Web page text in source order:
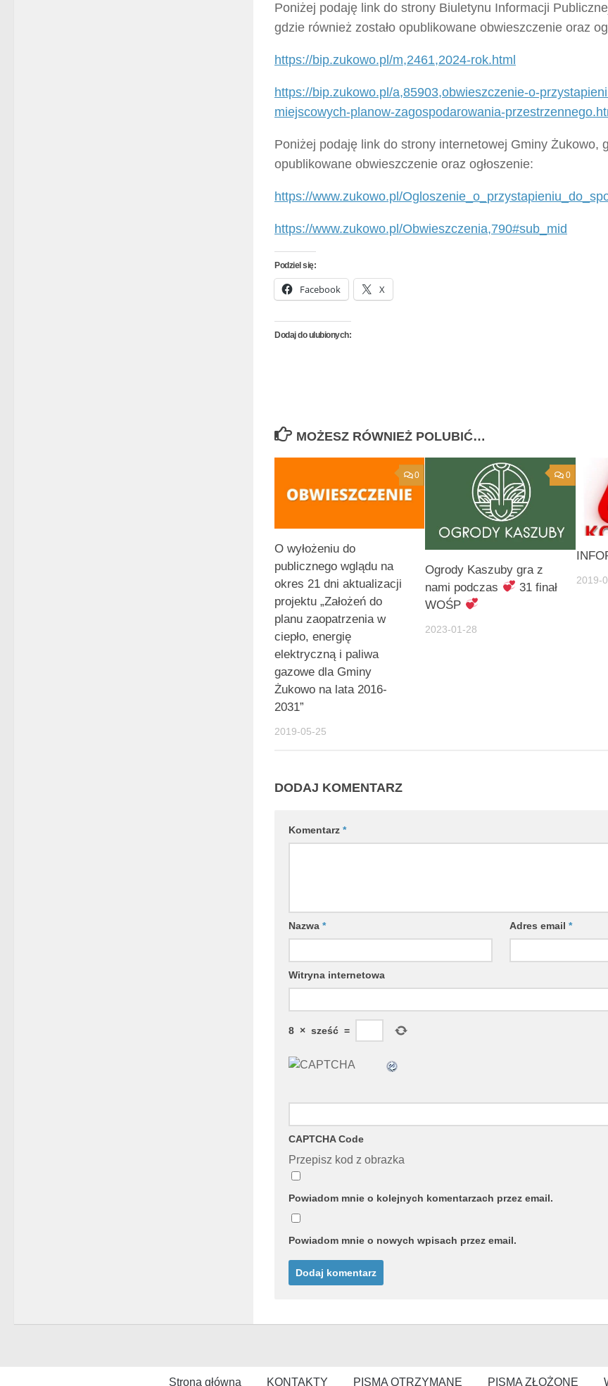
Poniżej podaję link do strony Biuletynu Informacji
gdzie również zostało opublikowane obwieszczenie oraz
https://bip.zukowo.pl/m,2461,2024-rok.html
https://bip.zukowo.pl/a,85903,obwieszczenie-o-
miejscowych-planow-zagospodarowania-
Poniżej podaję link do strony internetowej Gminy Żukowo,
opublikowane obwieszczenie oraz ogłoszenie:
https://www.zukowo.pl/
https://www.zukowo.pl/Obwieszczenia,790#sub_mid
Podziel się:
Facebook X
Dodaj do ulubionych:
MOŻESZ RÓWNIEŻ POLUBIĆ…
0
O wyłożeniu do
publicznego wglądu na
okres 21 dni aktualizacji
projektu „Założeń do
planu zaopatrzenia w
ciepło, energię
elektryczną i paliwa
gazowe dla Gminy
Żukowo na lata 2016-
2031”
2019-05-25
0
Ogrody Kaszuby gra z
nami podczas
31 finał
WOŚP
2023-01-28
2019-
DODAJ KOMENTARZ
Komentarz *
Nazwa * Adres email*
Witryna internetowa
8 × sześć =
CAPTCHA Code
Przepisz kod z obrazka
Powiadom mnie o kolejnych komentarzach przez email.
Powiadom mnie o nowych wpisach przez email.
Strona główna KONTAKTY PISMA OTRZYMANE PISMA ZŁOŻONE